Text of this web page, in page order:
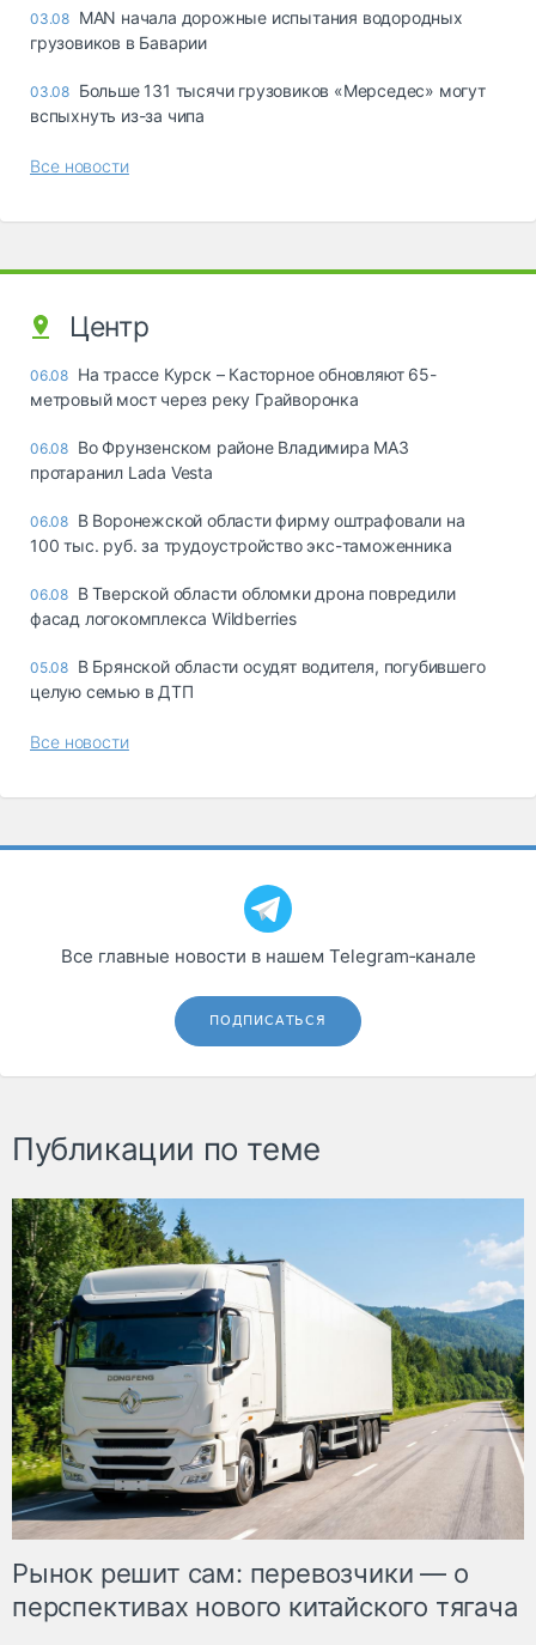
03.08 MAN начала дорожные испытания водородных
грузовиков в Баварии
03.08 Больше 131 тысячи грузовиков «Мерседес» могут
вспыхнуть из-за чипа
Все новости
Центр
06.08 На трассе Курск – Касторное обновляют 65-
метровый мост через реку Грайворонка
06.08 Во Фрунзенском районе Владимира МАЗ
протаранил Lada Vesta
06.08 В Воронежской области фирму оштрафовали на
100 тыс. руб. за трудоустройство экс-таможенника
06.08 В Тверской области обломки дрона повредили
фасад логокомплекса Wildberries
05.08 В Брянской области осудят водителя, погубившего
целую семью в ДТП
Все новости
Все главные новости в нашем Telegram‑канале
ПОДПИСАТЬСЯ
Публикации по теме
Рынок решит сам: перевозчики — о
перспективах нового китайского тягача